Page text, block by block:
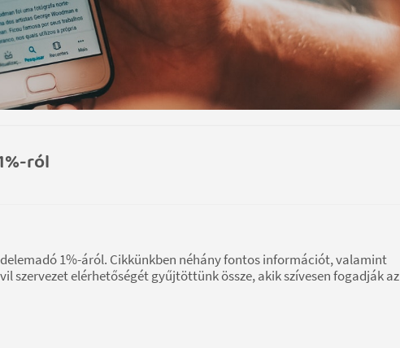
ról
1%-áról. Cikkünkben néhány fontos információt, valamint
szervezet elérhetőségét gyűjtöttünk össze, akik szívesen fogadják az